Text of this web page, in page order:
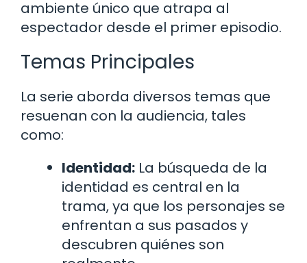
ambiente único que atrapa al
espectador desde el primer episodio.
Temas Principales
La serie aborda diversos temas que
resuenan con la audiencia, tales
como:
Identidad: La búsqueda de la
identidad es central en la
trama, ya que los personajes se
enfrentan a sus pasados y
descubren quiénes son